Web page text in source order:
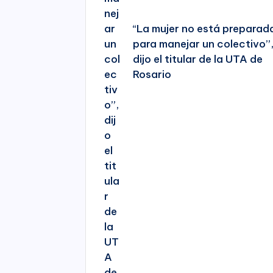
“La mujer no está
para manejar un colectivo”,
dijo el titular de la UTA de
Rosario